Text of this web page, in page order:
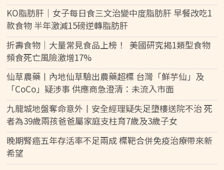
KO脂肪肝｜女子每日食三文治變中度脂肪肝 早餐改吃1
款食物 半年激減15磅逆轉脂肪肝
折壽食物｜大量常見食品上榜！ 美國研究揭1類型食物
頻食死亡風險激增17%
仙草農藥丨內地仙草驗出農藥超標 台灣「鮮芋仙」及
「CoCo」疑涉事 供應商急澄清：未流入市面
九龍城地盤奪命意外丨安全經理疑失足墮樓送院不治 死
者為39歲兩孩爸爸屬家庭支柱育7歲及3歲子女
晚期腎癌五年存活率不足兩成 標靶合併免疫治療帶來新
希望